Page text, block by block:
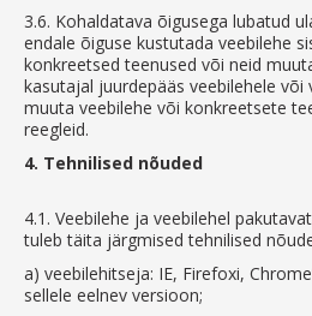
3.6. Kohaldatava õigusega lubatud
endale õiguse kustutada veebilehe
konkreetsed teenused või neid
kasutajal juurdepääs veebilehele või
muuta veebilehe või konkreetsete
reegleid.
4. Tehnilised nõuded
4.1. Veebilehe ja veebilehel
tuleb täita järgmised tehnilised
a) veebilehitseja: IE, Firefoxi,
sellele eelnev versioon;